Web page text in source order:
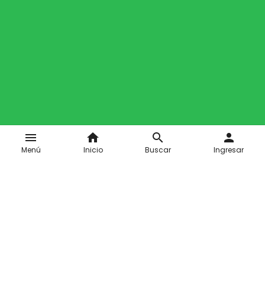
menu
Menú
home
Inicio
search
Buscar
person
Ingresar